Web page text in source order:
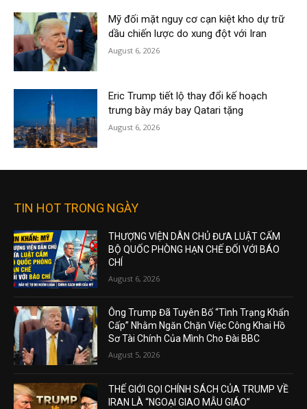
Mỹ đối mặt nguy cơ cạn kiệt kho dự trữ
dầu chiến lược do xung đột với Iran
August 6, 2026
Eric Trump tiết lộ thay đổi kế hoạch
trưng bày máy bay Qatari tặng
August 6, 2026
TIN HOT TRONG NGÀY
THƯỢNG VIỆN DÂN CHỦ ĐƯA LUẬT CẤM
BỘ QUỐC PHÒNG HẠN CHẾ ĐỐI VỚI BÁO
CHÍ
August 6, 2026
Ông Trump Đã Tuyên Bố “Tình Trạng Khẩn
Cấp” Nhằm Ngăn Chặn Việc Công Khai Hồ
Sơ Tài Chính Của Mình Cho Đài BBC
August 5, 2026
THẾ GIỚI GỌI CHÍNH SÁCH CỦA TRUMP VỀ
IRAN LÀ “NGOẠI GIAO MẪU GIÁO”